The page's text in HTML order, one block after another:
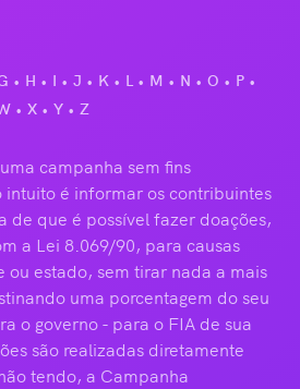
H I J K L M N O
P
X Y Z
campanha sem fins
intuito é informar os contribuintes
de que é possível fazer doações,
a Lei 8.069/90, para causas
ou estado, sem tirar nada a mais
uma porcentagem do seu
o governo - para o FIA de sua
são realizadas diretamente
tendo, a Campanha